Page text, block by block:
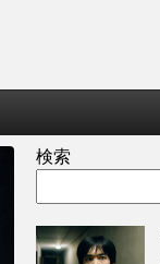
検索